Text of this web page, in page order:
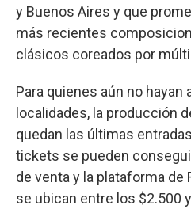
y Buenos Aires y que
más recientes
clásicos coreados por
Para quienes aún no hayan
localidades, la producción
quedan las últimas
tickets se pueden
de venta y la plataforma de
se ubican entre los $2.500